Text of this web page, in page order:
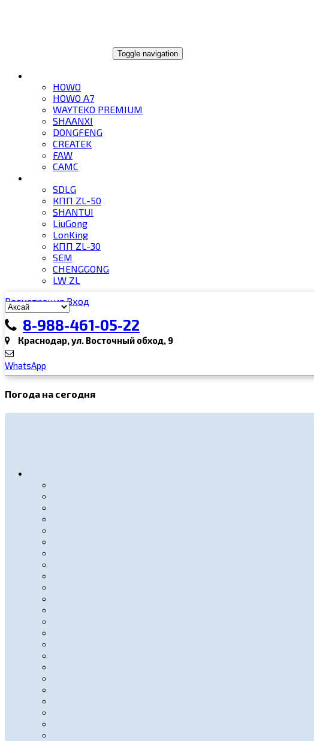
Toggle navigation
HOWO
HOWO A7
WAYTEKO PREMIUM
SHAANXI
DONGFENG
CREATEK
FAW
CAMC
SDLG
КПП ZL-50
SHANTUI
LiuGong
LonKing
КПП ZL-30
SEM
CHENGGONG
LW ZL
Регистрация Вход
8-988-461-05-22
Краснодар, ул. Восточный обход, 9
WhatsApp
Погода на сегодня